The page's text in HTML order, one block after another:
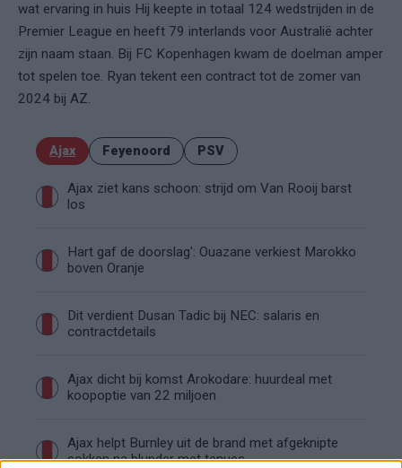
wat ervaring in huis Hij keepte in totaal 124 wedstrijden in de
Premier League en heeft 79 interlands voor Australië achter
zijn naam staan. Bij FC Kopenhagen kwam de doelman amper
tot spelen toe. Ryan tekent een contract tot de zomer van
2024 bij AZ.
Ajax Feyenoord PSV
Ajax ziet kans schoon: strijd om Van Rooij barst
los
Hart gaf de doorslag': Ouazane verkiest Marokko
boven Oranje
Dit verdient Dusan Tadic bij NEC: salaris en
contractdetails
Ajax dicht bij komst Arokodare: huurdeal met
koopoptie van 22 miljoen
Ajax helpt Burnley uit de brand met afgeknipte
sokken na blunder met tenues